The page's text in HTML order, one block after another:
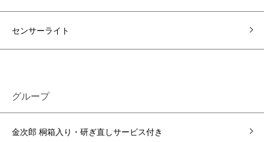
センサーライト
グループ
金次郎 桐箱入り・研ぎ直しサービス付き